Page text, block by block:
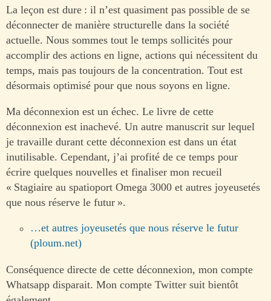
La leçon est dure : il n’est quasiment pas possible de se
déconnecter de manière structurelle dans la société
actuelle. Nous sommes tout le temps sollicités pour
accomplir des actions en ligne, actions qui nécessitent du
temps, mais pas toujours de la concentration. Tout est
désormais optimisé pour que nous soyons en ligne.
Ma déconnexion est un échec. Le livre de cette
déconnexion est inachevé. Un autre manuscrit sur lequel
je travaille durant cette déconnexion est dans un état
inutilisable. Cependant, j’ai profité de ce temps pour
écrire quelques nouvelles et finaliser mon recueil
« Stagiaire au spatioport Omega 3000 et autres joyeusetés
que nous réserve le futur ».
…et autres joyeusetés que nous réserve le futur
(ploum.net)
Conséquence directe de cette déconnexion, mon compte
Whatsapp disparait. Mon compte Twitter suit bientôt